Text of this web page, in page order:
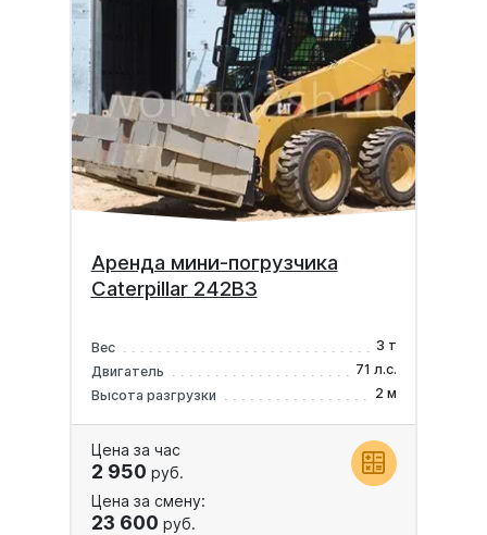
Аренда мини-погрузчика
Caterpillar 242B3
Вес
3 т
Двигатель
71 л.с.
Высота разгрузки
2 м
Цена за час
2 950 руб.
Цена за смену:
23 600 руб.